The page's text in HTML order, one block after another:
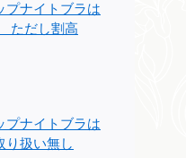
プナイトブラは
ただし割高
プナイトブラは
り扱い無し